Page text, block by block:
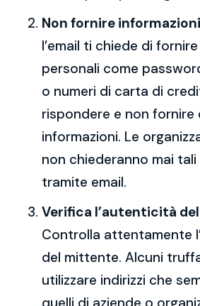
Non fornire
l’email ti chiede di
personali come
o numeri di carta di
rispondere e non fornire
informazioni. Le
non chiederanno mai
tramite email.
Verifica l’autenticità
Controlla attentamente
del mittente. Alcuni
utilizzare indirizzi che